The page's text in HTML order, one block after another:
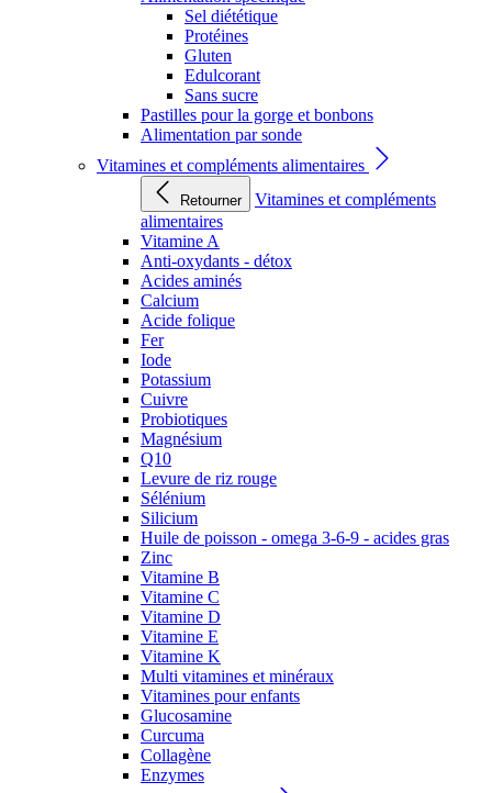
Sel diététique
Protéines
Gluten
Edulcorant
Sans sucre
Pastilles pour la gorge et bonbons
Alimentation par sonde
Vitamines et compléments alimentaires
Retourner
Vitamines et compléments
alimentaires
Vitamine A
Anti-oxydants - détox
Acides aminés
Calcium
Acide folique
Fer
Iode
Potassium
Cuivre
Probiotiques
Magnésium
Q10
Levure de riz rouge
Sélénium
Silicium
Huile de poisson - omega 3-6-9 - acides gras
Zinc
Vitamine B
Vitamine C
Vitamine D
Vitamine E
Vitamine K
Multi vitamines et minéraux
Vitamines pour enfants
Glucosamine
Curcuma
Collagène
Enzymes